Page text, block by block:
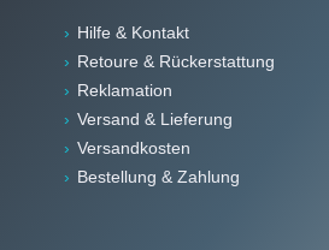
Hilfe & Kontakt
Retoure & Rückerstattung
Reklamation
Versand & Lieferung
Versandkosten
Bestellung & Zahlung